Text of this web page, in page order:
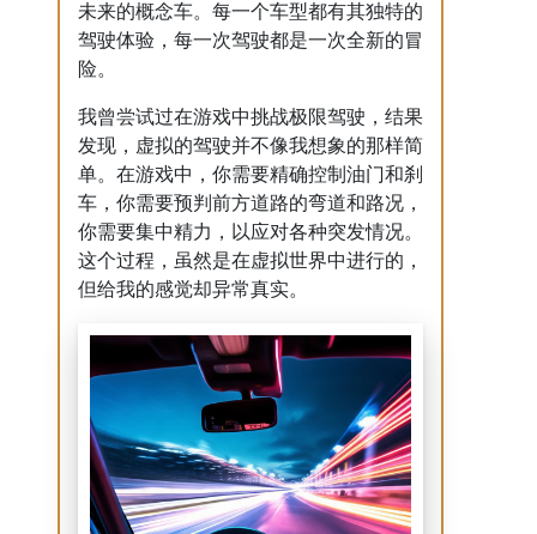
未来的概念车。每一个车型都有其独特的
驾驶体验，每一次驾驶都是一次全新的冒
险。
我曾尝试过在游戏中挑战极限驾驶，结果
发现，虚拟的驾驶并不像我想象的那样简
单。在游戏中，你需要精确控制油门和刹
车，你需要预判前方道路的弯道和路况，
你需要集中精力，以应对各种突发情况。
这个过程，虽然是在虚拟世界中进行的，
但给我的感觉却异常真实。